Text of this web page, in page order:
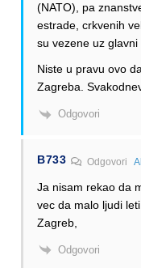
(NATO), pa
estrade, crkvenih
su vezene uz
Niste u pravu ovo
Zagreba.
Odgovori
B733 Odgovori
Ja nisam rekao da
vec da malo ljudi
Zagreb,
Odgovori